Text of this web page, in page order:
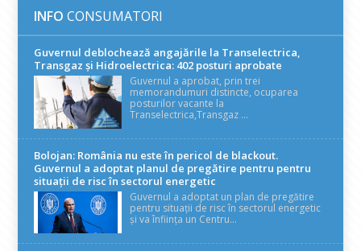
INFO CONSUMATORI
Guvernul deblochează angajările la Transelectrica,
Transgaz și Hidroelectrica: 402 posturi aprobate
Guvernul a aprobat, prin trei
memorandumuri distincte, ocuparea
posturilor vacante la
Transelectrica,Transgaz ...
Bolojan: România nu este în pericol de blackout.
Guvernul a adoptat planul de pregătire pentru pentru
situații de risc în sectorul energetic
Guvernul a adoptat un plan de pregătire
pentru situații de risc în sectorul energetic
și va înființa un Centru...